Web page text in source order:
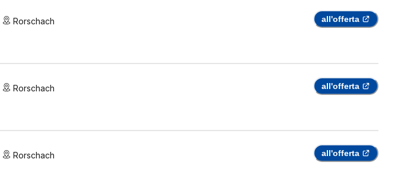
Rorschach all'offerta
Rorschach all'offerta
Rorschach all'offerta